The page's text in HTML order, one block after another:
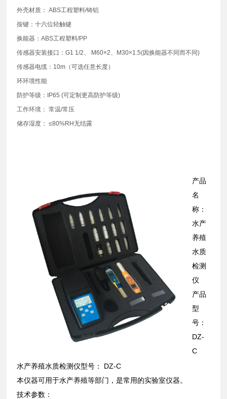
外壳材质： ABS工程塑料/铸铝
按键：十六位轻触键
换能器：ABS工程塑料/PP
传感器安装接口：G1 1/2、 M60×2、M30×1.5(因换能器不同而不同)
传感器电缆：10m（可选任意长度）
环环境性能
防护等级：IP65 (可定制更高防护等级)
工作环境： 常温/常压
储存湿度： ≤80%RH无结露
产品
名
称：
水产
养殖
水质
检测
仪
产品
型
号：
DZ-
C
水产养殖水质检测仪型号： DZ-C
本仪器可用于水产养殖等部门，是常用的实验室仪器。
技术参数：